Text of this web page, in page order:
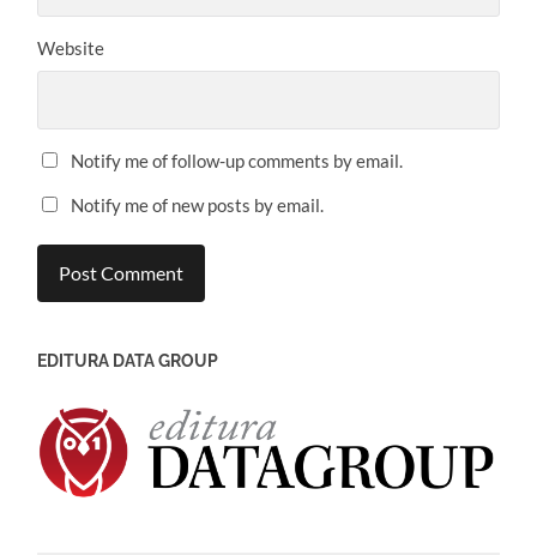
Website
Notify me of follow-up comments by email.
Notify me of new posts by email.
EDITURA DATA GROUP